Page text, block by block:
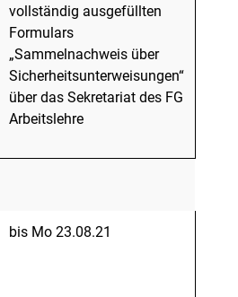
vollständig ausge­füll­ten
Formulars
„Sammelnachweis über
Sicherheitsunterweisungen“
über das Sekretariat des FG
Arbeitslehre
bis Mo 23.08.21